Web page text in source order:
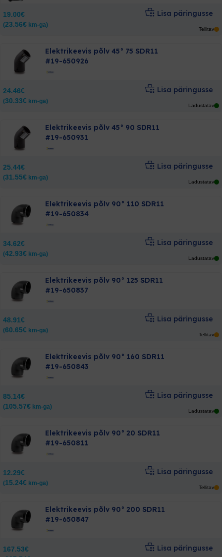
19.00€
(23.56€ km-ga)
Lisa päringusse
Tellitav
Elektrikeevis põlv 45° 75 SDR11
#19-650926
24.46€
(30.33€ km-ga)
Lisa päringusse
Ladustatav
Elektrikeevis põlv 45° 90 SDR11
#19-650931
25.44€
(31.55€ km-ga)
Lisa päringusse
Ladustatav
Elektrikeevis põlv 90° 110 SDR11
#19-650834
34.62€
(42.93€ km-ga)
Lisa päringusse
Ladustatav
Elektrikeevis põlv 90° 125 SDR11
#19-650837
48.91€
(60.65€ km-ga)
Lisa päringusse
Tellitav
Elektrikeevis põlv 90° 160 SDR11
#19-650843
85.14€
(105.57€ km-ga)
Lisa päringusse
Ladustatav
Elektrikeevis põlv 90° 20 SDR11
#19-650811
12.29€
(15.24€ km-ga)
Lisa päringusse
Tellitav
Elektrikeevis põlv 90° 200 SDR11
#19-650847
167.53€ Lisa päringusse